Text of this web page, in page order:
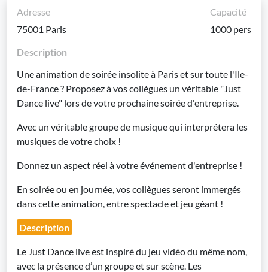
Adresse
75001 Paris
Capacité
1000 pers
Description
Une animation de soirée insolite à Paris et sur toute l'Ile-
de-France ? Proposez à vos collègues un véritable "Just
Dance live" lors de votre prochaine soirée d'entreprise.
Avec un véritable groupe de musique qui interprétera les
musiques de votre choix !
Donnez un aspect réel à votre événement d'entreprise !
En soirée ou en journée, vos collègues seront immergés
dans cette animation, entre spectacle et jeu géant !
Description
Le Just Dance live est inspiré du jeu vidéo du même nom,
avec la présence d’un groupe et sur scène. Les